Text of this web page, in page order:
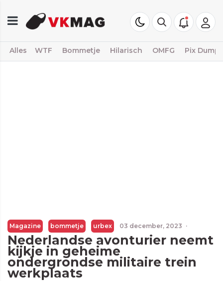
Alles WTF Bommetje Hilarisch OMFG Pix Dump
Magazine bommetje urbex 03 december, 2023 ·
Nederlandse avonturier neemt
kijkje in geheime
ondergrondse militaire trein
werkplaats